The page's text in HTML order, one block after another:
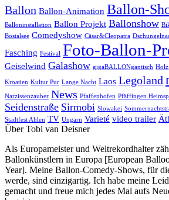
Ballon Ballon-Animation Ballon-
Balloninstallation Ballon Projekt Ballonshow
Bostalsee Comedyshow Cäsar&Cleopatra
Fasching Festival Foto-Ballon-
Geiselwind Galashow gigaBALLONgantisch
Kroatien Kultur Pur Lange Nacht Laos Legoland
Narzissenzauber News Pfaffenhofen Pfäffingen
Seidenstraße Sirmobi Slowakei
Stadtfest Ahlen TV Ungarn Varieté video trailer
Über Tobi van Deisner
Als Europameister und Weltrekordhalter
Ballonkünstlern in Europa [European
Year]. Meine Ballon-Comedy-Shows, für
werde, sind einzigartig. Ich habe meine
gemacht und freue mich jedes Mal aufs